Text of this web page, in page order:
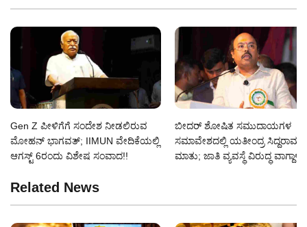
Gen Z ಪೀಳಿಗೆಗೆ ಸಂದೇಶ ನೀಡಲಿರುವ
ಮೋಹನ್ ಭಾಗವತ್; IIMUN ವೇದಿಕೆಯಲ್ಲಿ
ಆಗಸ್ಟ್ 6ರಂದು ವಿಶೇಷ ಸಂವಾದ!!
ಬೀದರ್ ಶೋಷಿತ ಸಮುದಾಯಗಳ
ಸಮಾವೇಶದಲ್ಲಿ ಯತೀಂದ್ರ
ಮಾತು; ಜಾತಿ ವ್ಯವಸ್ಥೆ ವಿರುದ್ಧ ವಾಗ್ದಾಳಿ!!
Related News